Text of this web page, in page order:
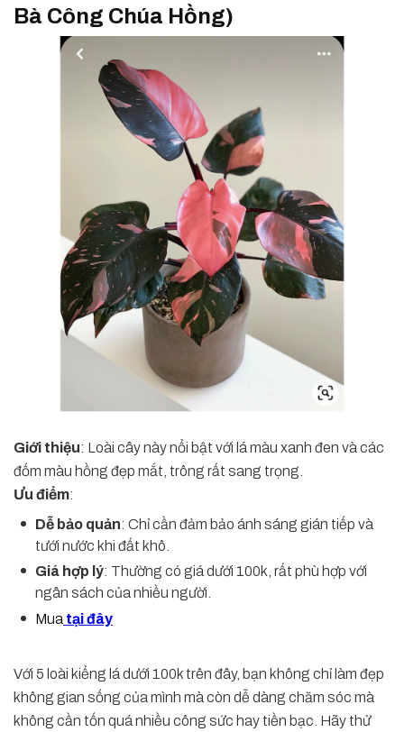
Bà Công Chúa Hồng)
Giới thiệu: Loài cây này nổi bật với lá màu xanh đen và các
đốm màu hồng đẹp mắt, trông rất sang trọng.
Ưu điểm:
Dễ bảo quản: Chỉ cần đảm bảo ánh sáng gián tiếp và
tưới nước khi đất khô.
Giá hợp lý: Thường có giá dưới 100k, rất phù hợp với
ngân sách của nhiều người.
Mua tại đây
Với 5 loài kiểng lá dưới 100k trên đây, bạn không chỉ làm đẹp
không gian sống của mình mà còn dễ dàng chăm sóc mà
không cần tốn quá nhiều công sức hay tiền bạc. Hãy thử